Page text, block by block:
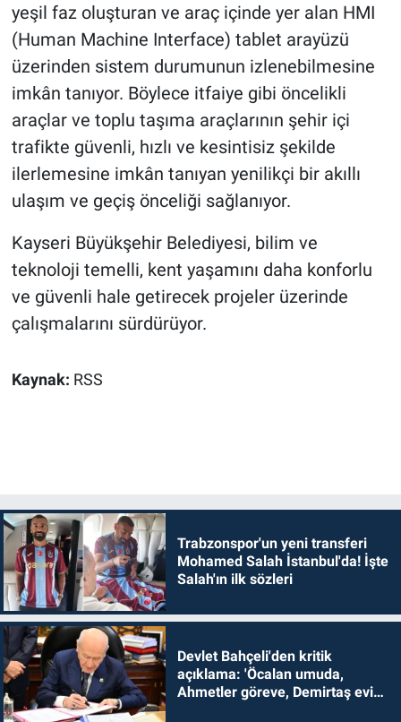
yeşil faz oluşturan ve araç içinde yer alan HMI
(Human Machine Interface) tablet arayüzü
üzerinden sistem durumunun izlenebilmesine
imkân tanıyor. Böylece itfaiye gibi öncelikli
araçlar ve toplu taşıma araçlarının şehir içi
trafikte güvenli, hızlı ve kesintisiz şekilde
ilerlemesine imkân tanıyan yenilikçi bir akıllı
ulaşım ve geçiş önceliği sağlanıyor.
Kayseri Büyükşehir Belediyesi, bilim ve
teknoloji temelli, kent yaşamını daha konforlu
ve güvenli hale getirecek projeler üzerinde
çalışmalarını sürdürüyor.
Kaynak: RSS
Trabzonspor'un yeni transferi
Mohamed Salah İstanbul'da! İşte
Salah'ın ilk sözleri
Devlet Bahçeli'den kritik
açıklama: 'Öcalan umuda,
Ahmetler göreve, Demirtaş evine